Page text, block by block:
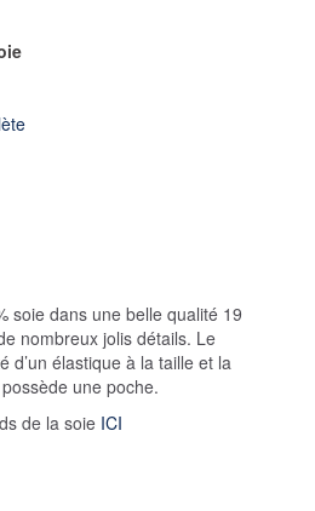
soie dans une belle qualité 19
nombreux jolis détails. Le
d’un élastique à la taille et la
une poche.
de la soie ICI